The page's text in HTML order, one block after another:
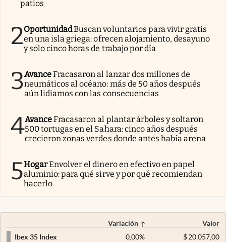
patios
2OportunidadBuscan voluntarios para vivir gratis
en una isla griega: ofrecen alojamiento, desayuno
y solo cinco horas de trabajo por día
3AvanceFracasaron al lanzar dos millones de
neumáticos al océano: más de 50 años después
aún lidiamos con las consecuencias
4AvanceFracasaron al plantar árboles y soltaron
500 tortugas en el Sahara: cinco años después
crecieron zonas verdes donde antes había arena
5HogarEnvolver el dinero en efectivo en papel
aluminio: para qué sirve y por qué recomiendan
hacerlo
Variación
Valor
Ibex 35 Index
0,00% $20.057,00